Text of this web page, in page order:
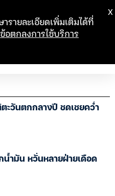
ตะวันตกกลางปี ชดเชยคว่ำ
น้ำมัน หวั่นหลายฝ่ายเดือด
รายละเอียดเพิ่มเติมได้ที่
ข้อตกลงการใช้บริการ
X